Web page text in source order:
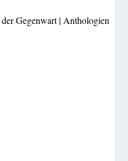
Gegenwart | Anthologien